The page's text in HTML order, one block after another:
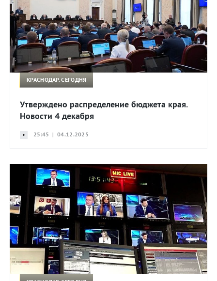
КРАСНОДАР. СЕГОДНЯ
Утверждено распределение бюджета края.
Новости 4 декабря
25:45 | 04.12.2025